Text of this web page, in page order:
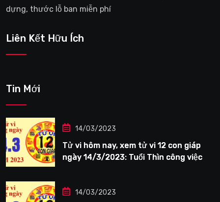
dựng, thước lỗ ban miễn phí
Liên Kết Hữu Ích
Tin Mới
14/03/2023
Tử vi hôm nay, xem tử vi 12 con giáp
ngày 14/3/2023: Tuổi Thìn công việc
14/03/2023